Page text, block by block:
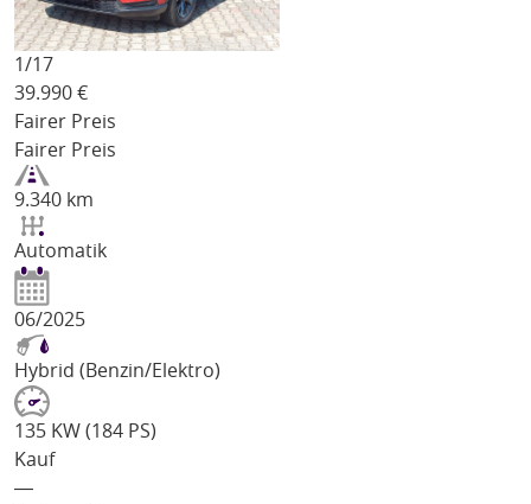
1/17
39.990 €
Fairer Preis
Fairer Preis
9.340 km
Automatik
06/2025
Hybrid (Benzin/Elektro)
135 KW (184 PS)
Kauf
―